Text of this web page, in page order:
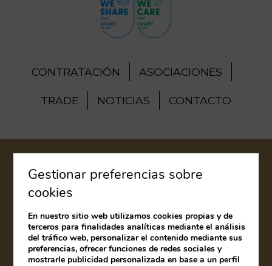
CONTRATACIÓN ASOCIACIONES
TRADE NOTICIAS CONTACTO
LIBRO DE RECLAMACIONES
Desarrollado por mirai
Gestionar preferencias sobre
cookies
En nuestro sitio web utilizamos cookies propias y de
terceros para finalidades analíticas mediante el análisis
del tráfico web, personalizar el contenido mediante sus
preferencias, ofrecer funciones de redes sociales y
mostrarle publicidad personalizada en base a un perfil